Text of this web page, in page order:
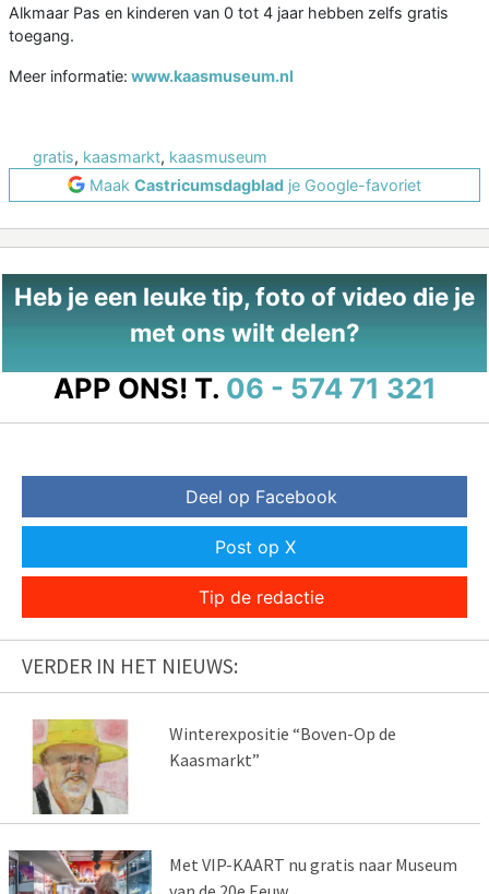
Alkmaar Pas en kinderen van 0 tot 4 jaar hebben zelfs gratis
toegang.
Meer informatie: www.kaasmuseum.nl
gratis, kaasmarkt, kaasmuseum
Maak Castricumsdagblad je Google-favoriet
Heb je een leuke tip, foto of video die je
met ons wilt delen?
APP ONS! T. 06 - 574 71 321
Deel op Facebook
Post op X
Tip de redactie
VERDER IN HET NIEUWS:
Winterexpositie “Boven-Op de
Kaasmarkt”
Met VIP-KAART nu gratis naar Museum